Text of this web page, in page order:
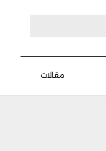
مقالات